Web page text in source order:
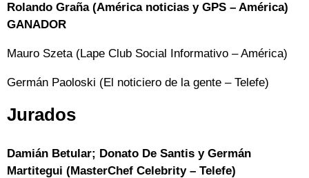
Rolando Graña (América noticias y GPS – América)
GANADOR
Mauro Szeta (Lape Club Social Informativo – América)
Germán Paoloski (El noticiero de la gente – Telefe)
Jurados
Damián Betular; Donato De Santis y Germán
Martitegui (MasterChef Celebrity – Telefe)